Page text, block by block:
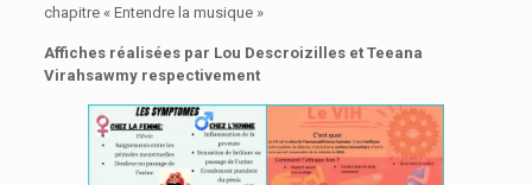
chapitre « Entendre la musique »
Affiches réalisées par Lou Descroizilles et Teeana
Virahsawmy respectivement